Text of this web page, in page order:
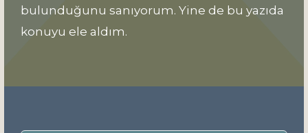
bulunduğunu sanıyorum. Yine de bu yazıda
konuyu ele aldım.